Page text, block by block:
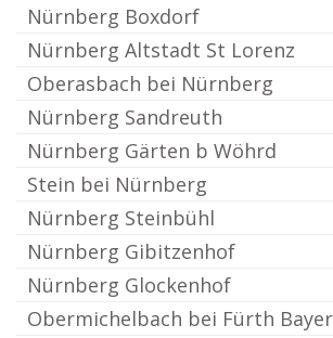
Nürnberg Boxdorf
Nürnberg Altstadt St Lorenz
Oberasbach bei Nürnberg
Nürnberg Sandreuth
Nürnberg Gärten b Wöhrd
Stein bei Nürnberg
Nürnberg Steinbühl
Nürnberg Gibitzenhof
Nürnberg Glockenhof
Obermichelbach bei Fürth